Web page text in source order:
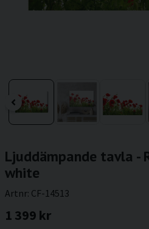
Ljuddämpande tavla -
white
Artnr: CF-14513
1 399 kr